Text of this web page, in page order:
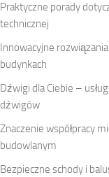
Praktyczne porady
technicznej
Innowacyjne
budynkach
Dźwigi dla Ciebie –
dźwigów
Znaczenie współpracy
budowlanym
Bezpieczne schody i